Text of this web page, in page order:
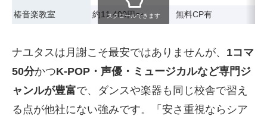
椿音楽教室
約11,400円〜 無料CP有
スクロールできます
ナユタスは月謝こそ最安ではありませんが、 1コマ
50分かつK-POP・声優・ミュージカルなど専門ジ
ャンルが豊富で、ダンスや楽器も同じ校舎で習え
る点が他社にない強みです。「安さ重視ならシア